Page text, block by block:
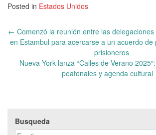
Posted in Estados Unidos
Post
navigation
← Comenzó la reunión entre las
en Estambul para acercarse a un acuerdo de
prisioneros
Nueva York lanza “Calles de Verano
peatonales y agenda cultural
Busqueda